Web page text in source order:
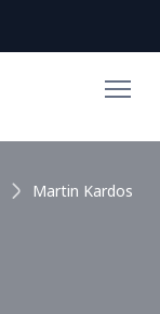
Martin Kardos